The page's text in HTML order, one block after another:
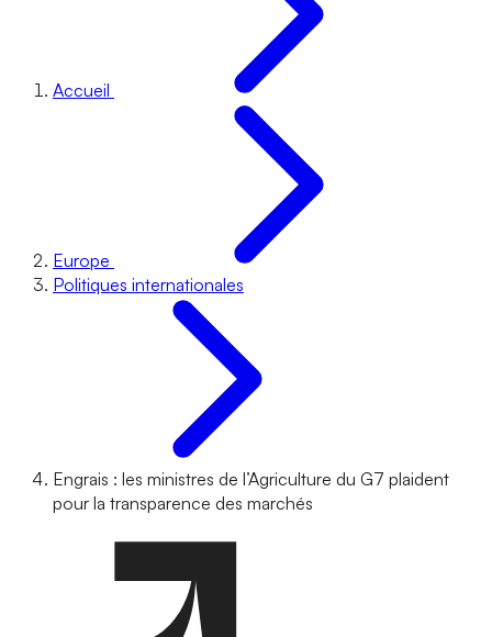
Accueil
Europe
Politiques internationales
Engrais : les ministres de l’Agriculture du G7 plaident
pour la transparence des marchés